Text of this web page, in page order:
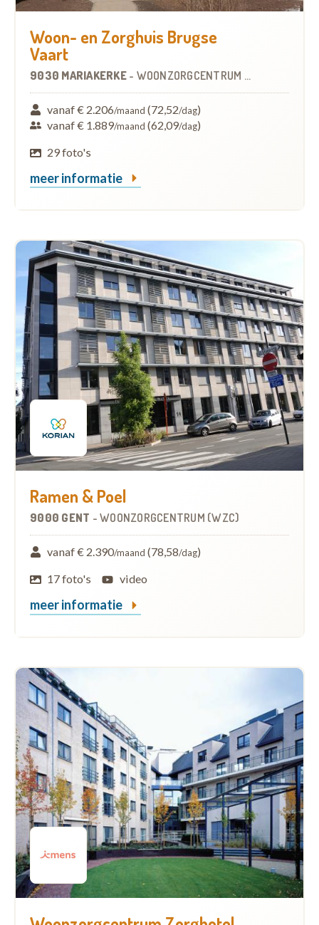
Woon- en Zorghuis Brugse
Vaart
9030 MARIAKERKE - WOONZORGCENTRUM (WZC)
vanaf € 2.206/maand (72,52/dag)
vanaf € 1.889/maand (62,09/dag)
29 foto's
meer informatie
Ramen & Poel
9000 GENT - WOONZORGCENTRUM (WZC)
vanaf € 2.390/maand (78,58/dag)
17 foto's
video
meer informatie